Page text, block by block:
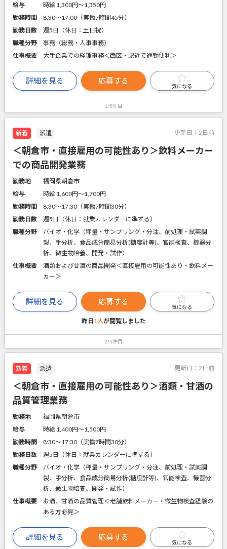
給与
時給 1,300円〜1,350円
勤務時間
8:30～17:00（実働7時間45分）
勤務日数
週5日（休日：土日祝）
職種分野
事務（総務・人事事務）
仕事概要
大手企業での経理事務＜西区・駅近で通勤便利＞
詳細を見る 応募する
気になる
1/5件目
新着 派遣 更新日： 2日前
＜朝倉市・直接雇用の可能性あり＞飲料メーカー
での商品開発業務
勤務地
福岡県朝倉市
給与
時給 1,600円〜1,700円
勤務時間
8:30～17:30（実働7時間30分）
勤務日数
週5日（休日：就業カレンダーに準ずる）
職種分野
バイオ・化学（秤量・サンプリング・分注、前処理・試薬調
製、手分析、食品成分簡易分析(糖度計等)、官能検査、機器分
析、微生物培養、開発・試作）
仕事概要
酒類および甘酒の商品開発＜直接雇用の可能性あり・飲料メー
カー＞
詳細を見る 応募する
気になる
昨日1人が閲覧しました
2/5件目
新着 派遣 更新日： 2日前
＜朝倉市・直接雇用の可能性あり＞酒類・甘酒の
品質管理業務
勤務地
福岡県朝倉市
給与
時給 1,400円〜1,500円
勤務時間
8:30～17:30（実働7時間30分）
勤務日数
週5日（休日：就業カレンダーに準ずる）
職種分野
バイオ・化学（秤量・サンプリング・分注、前処理・試薬調
製、手分析、食品成分簡易分析(糖度計等)、官能検査、機器分
析、微生物培養、開発・試作）
仕事概要
お酒、甘酒の品質管理＜老舗飲料メーカー・微生物検査経験の
ある方必見＞
詳細を見る 応募する
気になる